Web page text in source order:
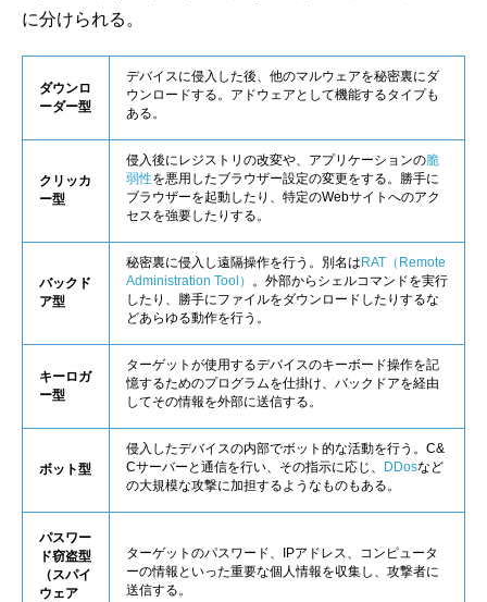
に分けられる。
ダウンロ
ーダー型
デバイスに侵入した後、他のマルウェアを秘密裏にダ
ウンロードする。アドウェアとして機能するタイプも
ある。
クリッカ
ー型
侵入後にレジストリの改変や、アプリケーションの脆
弱性を悪用したブラウザー設定の変更をする。勝手に
ブラウザーを起動したり、特定のWebサイトへのアク
セスを強要したりする。
バックド
ア型
秘密裏に侵入し遠隔操作を行う。別名はRAT（Remote
Administration Tool）
。外部からシェルコマンドを実行
したり、勝手にファイルをダウンロードしたりするな
どあらゆる動作を行う。
キーロガ
ー型
ターゲットが使用するデバイスのキーボード操作を記
憶するためのプログラムを仕掛け、バックドアを経由
してその情報を外部に送信する。
ボット型
侵入したデバイスの内部でボット的な活動を行う。C&
Cサーバーと通信を行い、その指示に応じ、 DDosなど
の大規模な攻撃に加担するようなものもある。
パスワー
ド窃盗型
（スパイ
ウェア
ターゲットのパスワード、IPアドレス、コンピュータ
ーの情報といった重要な個人情報を収集し、攻撃者に
送信する。